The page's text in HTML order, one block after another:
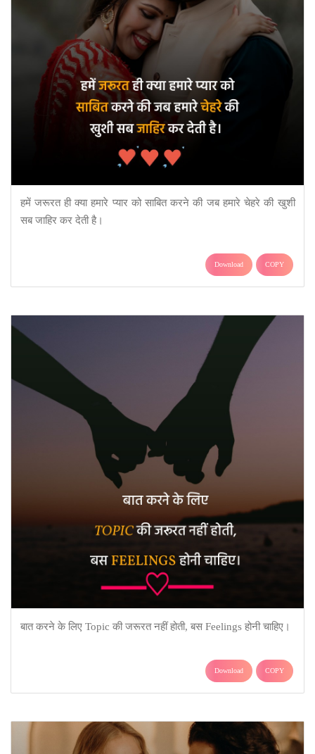
हमें जरूरत ही क्या हमारे प्यार को साबित करने की जब हमारे चेहरे की खुशी
सब जाहिर कर देती है।
Download COPY
बात करने के लिए Topic की जरूरत नहीं होती, बस Feelings होनी चाहिए।
Download COPY